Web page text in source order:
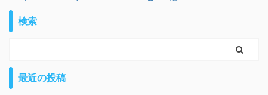
検索
最近の投稿